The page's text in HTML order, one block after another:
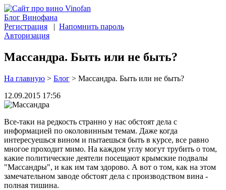
Блог Винофана
Регистрация | Напомнить пароль
Авторизация
Массандра. Быть или не быть?
На главную > Блог > Массандра. Быть или не быть?
12.09.2015 17:56
Все-таки на редкость странно у нас обстоят дела с
информацией по околовинным темам. Даже когда
интересуешься вином и пытаешься быть в курсе, все равно
многое проходит мимо. На каждом углу могут трубить о том,
какие политические деятели посещают крымские подвалы
"Массандры", и как им там здорово. А вот о том, как на этом
замечательном заводе обстоят дела с производством вина -
полная тишина.